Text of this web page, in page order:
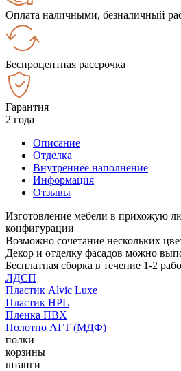
Оплата наличными, безналичный
Беспроцентная рассрочка
Гарантия
2 года
Описание
Отделка
Внутреннее наполнение
Информация
Отзывы
Изготовление мебели в прихожую
конфигурации
Возможно сочетание нескольких
Декор и отделку фасадов можно
Бесплатная сборка в течение 1-2
ЛДСП
Пластик Alvic Luxe
Пластик HPL
Пленка ПВХ
Полотно АГТ (МДФ)
полки
корзины
штанги